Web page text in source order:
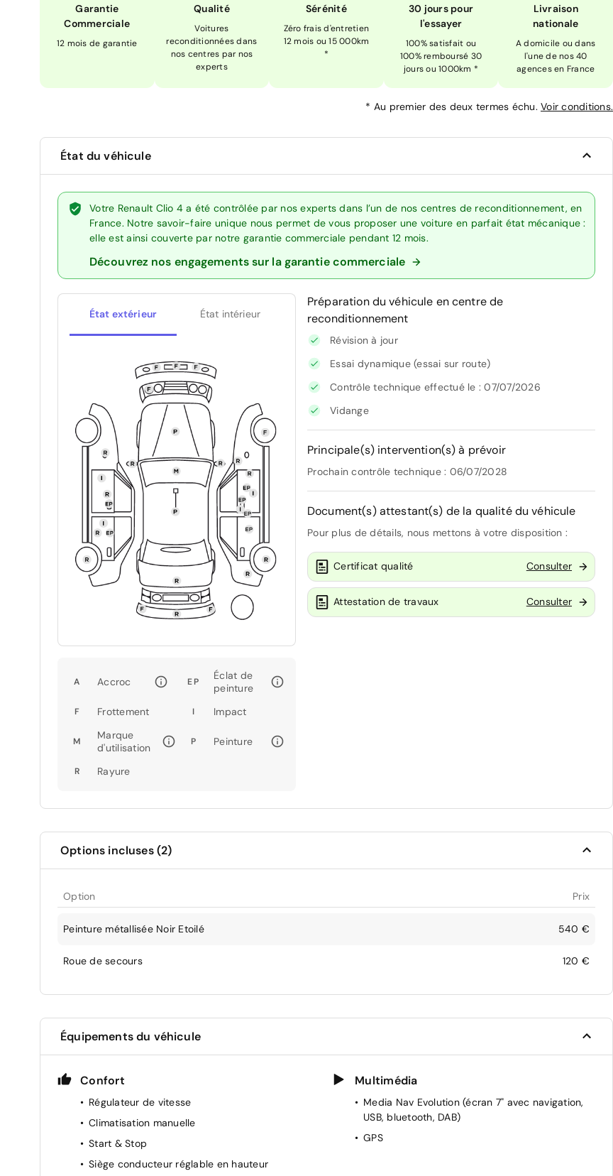
Garantie
Commerciale
12 mois de garantie
Qualité
Voitures
reconditionnées dans
nos centres par nos
experts
Sérénité
Zéro frais d'entretien
12 mois ou 15 000km
*
30 jours pour
l'essayer
100% satisfait ou
100% remboursé 30
jours ou 1000km *
Livraison
nationale
A domicile ou dans
l'une de nos 40
agences en France
* Au premier des deux termes échu. Voir conditions.
État du véhicule
Votre Renault Clio 4 a été contrôlée par nos experts dans l’un de nos centres de reconditionnement, en
France. Notre savoir-faire unique nous permet de vous proposer une voiture en parfait état mécanique :
elle est ainsi couverte par notre garantie commerciale pendant 12 mois.
Découvrez nos engagements sur la garantie commerciale
État extérieur État intérieur
A Accroc EP
Éclat de
peinture
F Frottement I Impact
M
Marque
d'utilisation
P Peinture
R Rayure
Préparation du véhicule en centre de
reconditionnement
Révision à jour
Essai dynamique (essai sur route)
Contrôle technique effectué le : 07/07/2026
Vidange
Principale(s) intervention(s) à prévoir
Prochain contrôle technique : 06/07/2028
Document(s) attestant(s) de la qualité du véhicule
Pour plus de détails, nous mettons à votre disposition :
Certificat qualité Consulter
Attestation de travaux Consulter
Options incluses (2)
Option Prix
Peinture métallisée Noir Etoilé 540 €
Roue de secours 120 €
Équipements du véhicule
Confort
Régulateur de vitesse
Climatisation manuelle
Start & Stop
Siège conducteur réglable en hauteur
Multimédia
Media Nav Evolution (écran 7" avec navigation,
USB, bluetooth, DAB)
GPS